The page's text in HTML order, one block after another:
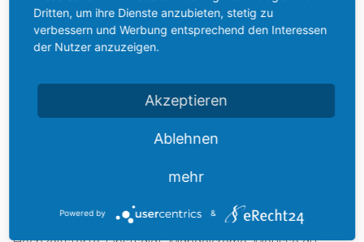
Parmaschinken, Spargelröllchen, Hähnchenmedallions,
Variationen frischer Salate der Saison, Fischarrangement
mit Lachs, Forelle, Aal, 4 Salate nach Wahl, große
Rinderfiletspitzen in Sahnesauce, Schweinefilet im
Speckmantel in Rosmarinsjus, Hähnchenrouladen
Schwenkkartoffeln, große Gemüseauswahl
Dessert:
Dritten, um ihre Dienste anzubieten, stetig zu
verbessern und Werbung entsprechend den Interessen
der Nutzer anzuzeigen.
Akzeptieren
Ablehnen
mehr
Powered by &